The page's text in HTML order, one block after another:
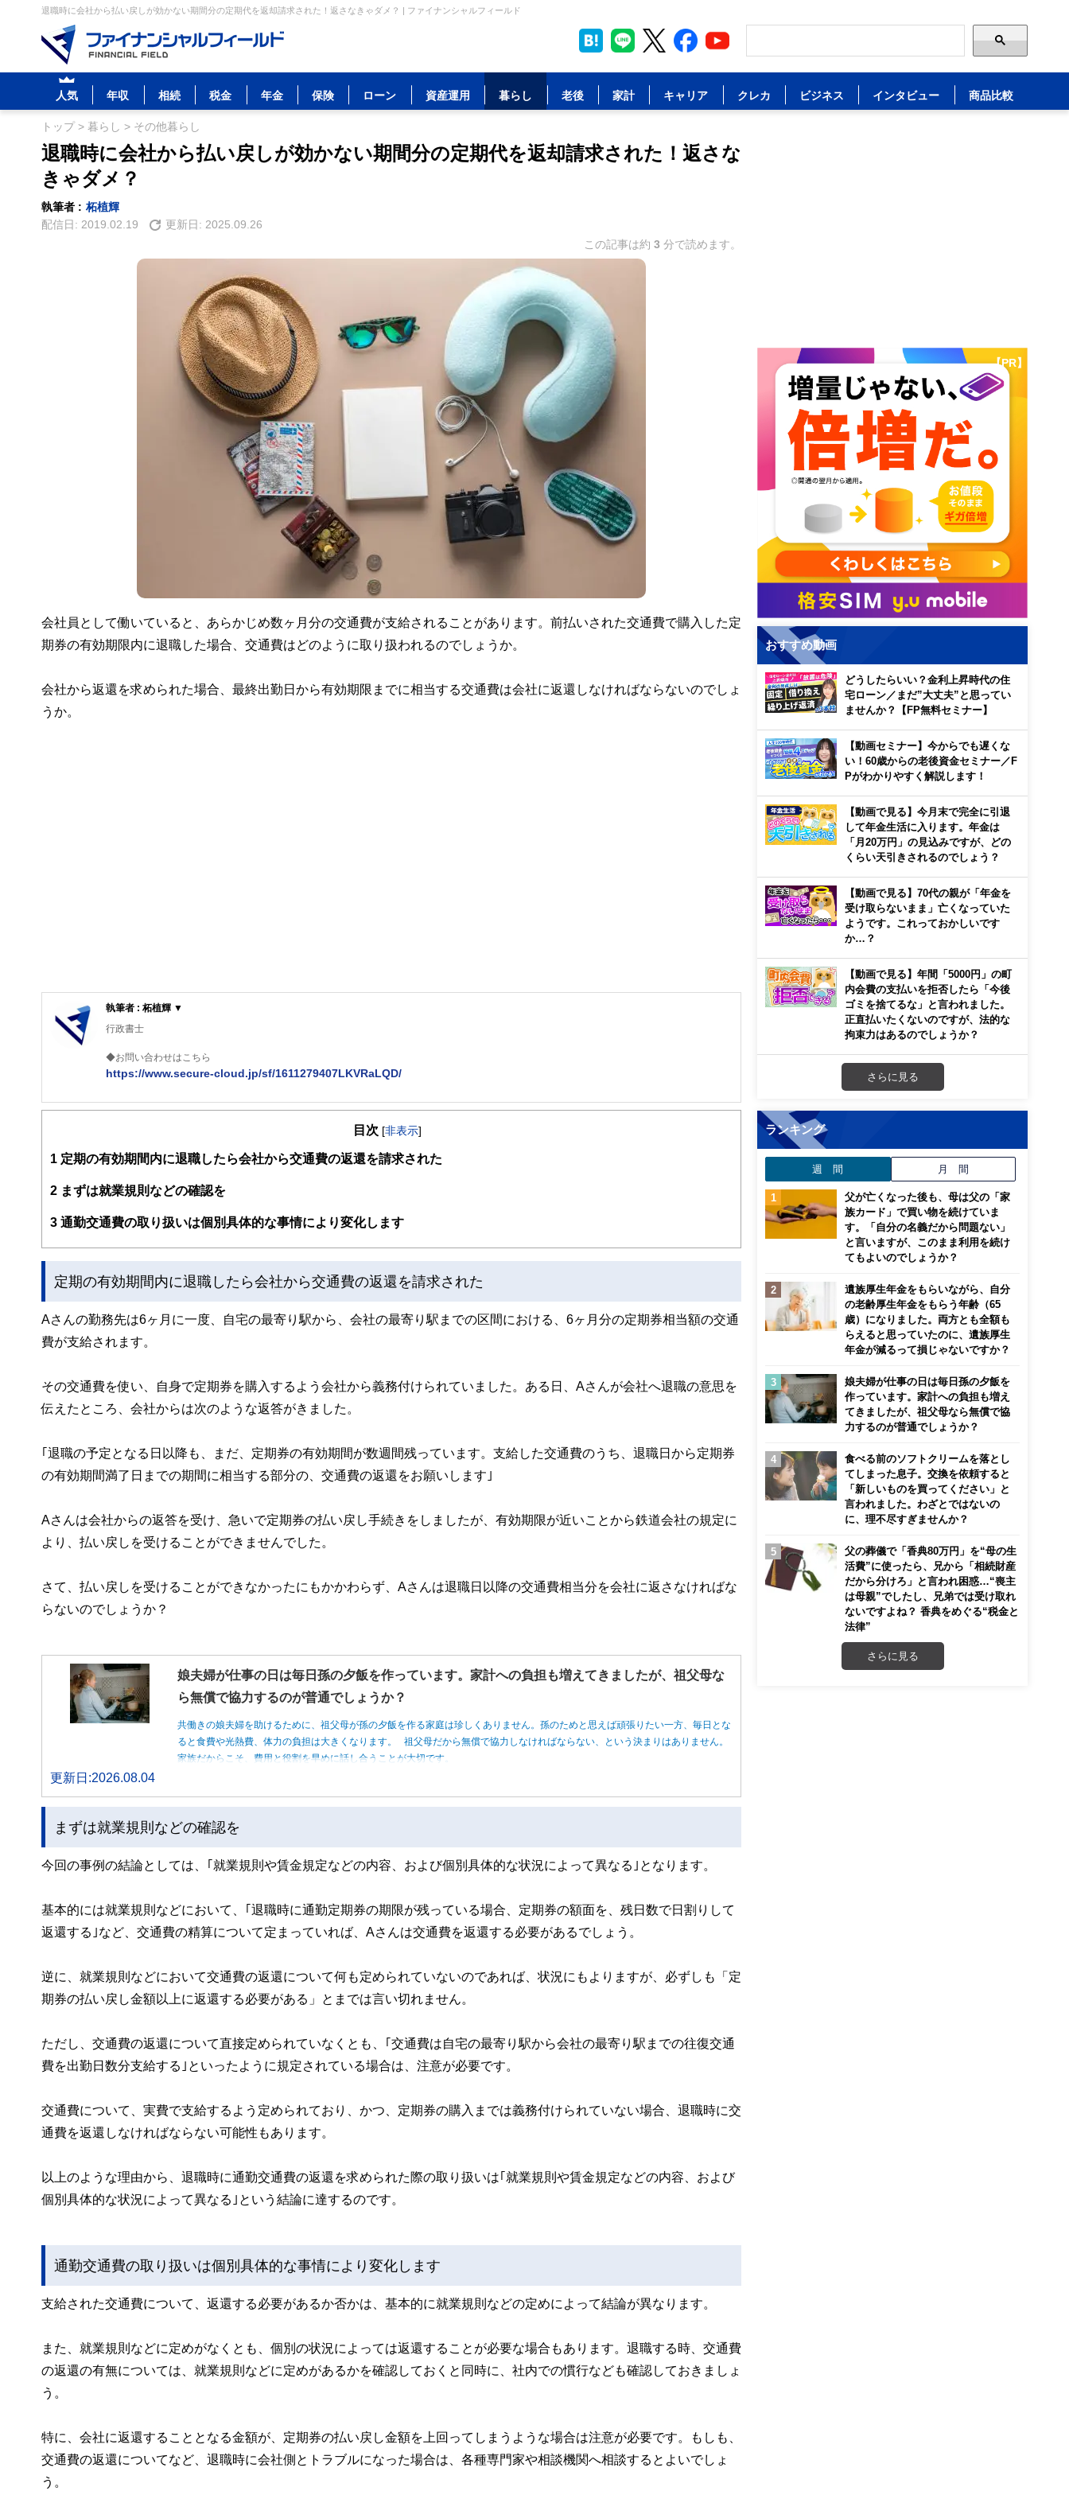
退職時に会社から払い戻しが効かない期間分の定期代を返却請求された！返さなきゃダメ？ | ファイナンシャルフィールド
人気 年収 相続 税金 年金 保険 ローン 資産運用 暮らし 老後 家計 キャリア クレカ ビジネス インタビュー 商品比較
トップ> 暮らし > その他暮らし
退職時に会社から払い戻しが効かない期間分の定期代を返却請求された！返さな
きゃダメ？
執筆者 : 柘植輝
配信日: 2019.02.19 更新日: 2025.09.26
この記事は約 3 分で読めます。
会社員として働いていると、あらかじめ数ヶ月分の交通費が支給されることがあります。前払いされた交通費で購入した定
期券の有効期限内に退職した場合、交通費はどのように取り扱われるのでしょうか。
会社から返還を求められた場合、最終出勤日から有効期限までに相当する交通費は会社に返還しなければならないのでしょ
うか。
執筆者 : 柘植輝 ▼
行政書士
◆お問い合わせはこちら
https://www.secure-cloud.jp/sf/1611279407LKVRaLQD/
２級ファイナンシャルプランナー
現在では行政書士・ファイナンシャルプランナーとして活躍する傍ら、フリーライターとして精力的に活動中。広範な知識をもとに市民法務から
目次 [非表示]
1 定期の有効期間内に退職したら会社から交通費の返還を請求された
2 まずは就業規則などの確認を
3 通勤交通費の取り扱いは個別具体的な事情により変化します
定期の有効期間内に退職したら会社から交通費の返還を請求された
Aさんの勤務先は6ヶ月に一度、自宅の最寄り駅から、会社の最寄り駅までの区間における、6ヶ月分の定期券相当額の交通
費が支給されます。
その交通費を使い、自身で定期券を購入するよう会社から義務付けられていました。ある日、Aさんが会社へ退職の意思を
伝えたところ、会社からは次のような返答がきました。
｢退職の予定となる日以降も、まだ、定期券の有効期間が数週間残っています。支給した交通費のうち、退職日から定期券
の有効期間満了日までの期間に相当する部分の、交通費の返還をお願いします｣
Aさんは会社からの返答を受け、急いで定期券の払い戻し手続きをしましたが、有効期限が近いことから鉄道会社の規定に
より、払い戻しを受けることができませんでした。
さて、払い戻しを受けることができなかったにもかかわらず、Aさんは退職日以降の交通費相当分を会社に返さなければな
らないのでしょうか？
娘夫婦が仕事の日は毎日孫の夕飯を作っています。家計への負担も増えてきましたが、祖父母な
ら無償で協力するのが普通でしょうか？
共働きの娘夫婦を助けるために、祖父母が孫の夕飯を作る家庭は珍しくありません。孫のためと思えば頑張りたい一方、毎日とな
ると食費や光熱費、体力の負担は大きくなります。 祖父母だから無償で協力しなければならない、という決まりはありません。
家族だからこそ、費用と役割を早めに話し合うことが大切です。
更新日:2026.08.04
まずは就業規則などの確認を
今回の事例の結論としては、｢就業規則や賃金規定などの内容、および個別具体的な状況によって異なる｣となります。
基本的には就業規則などにおいて、｢退職時に通勤定期券の期限が残っている場合、定期券の額面を、残日数で日割りして
返還する｣など、交通費の精算について定まっていれば、Aさんは交通費を返還する必要があるでしょう。
逆に、就業規則などにおいて交通費の返還について何も定められていないのであれば、状況にもよりますが、必ずしも「定
期券の払い戻し金額以上に返還する必要がある」とまでは言い切れません。
ただし、交通費の返還について直接定められていなくとも、｢交通費は自宅の最寄り駅から会社の最寄り駅までの往復交通
費を出勤日数分支給する｣といったように規定されている場合は、注意が必要です。
交通費について、実費で支給するよう定められており、かつ、定期券の購入までは義務付けられていない場合、退職時に交
通費を返還しなければならない可能性もあります。
以上のような理由から、退職時に通勤交通費の返還を求められた際の取り扱いは｢就業規則や賃金規定などの内容、および
個別具体的な状況によって異なる｣という結論に達するのです。
通勤交通費の取り扱いは個別具体的な事情により変化します
支給された交通費について、返還する必要があるか否かは、基本的に就業規則などの定めによって結論が異なります。
また、就業規則などに定めがなくとも、個別の状況によっては返還することが必要な場合もあります。退職する時、交通費
の返還の有無については、就業規則などに定めがあるかを確認しておくと同時に、社内での慣行なども確認しておきましょ
う。
特に、会社に返還することとなる金額が、定期券の払い戻し金額を上回ってしまうような場合は注意が必要です。もしも、
交通費の返還についてなど、退職時に会社側とトラブルになった場合は、各種専門家や相談機関へ相談するとよいでしょ
う。
【PR】
おすすめ動画
どうしたらいい？金利上昇時代の住
宅ローン／まだ”大丈夫”と思ってい
ませんか？【FP無料セミナー】
【動画セミナー】今からでも遅くな
い！60歳からの老後資金セミナー／F
Pがわかりやすく解説します！
【動画で見る】今月末で完全に引退
して年金生活に入ります。年金は
「月20万円」の見込みですが、どの
くらい天引きされるのでしょう？
【動画で見る】70代の親が「年金を
受け取らないまま」亡くなっていた
ようです。これっておかしいです
か…？
【動画で見る】年間「5000円」の町
内会費の支払いを拒否したら「今後
ゴミを捨てるな」と言われました。
正直払いたくないのですが、法的な
拘束力はあるのでしょうか？
さらに見る
ランキング
週 間 月 間
父が亡くなった後も、母は父の「家
族カード」で買い物を続けていま
す。「自分の名義だから問題ない」
と言いますが、このまま利用を続け
てもよいのでしょうか？
遺族厚生年金をもらいながら、自分
の老齢厚生年金をもらう年齢（65
歳）になりました。両方とも全額も
らえると思っていたのに、遺族厚生
年金が減るって損じゃないですか？
娘夫婦が仕事の日は毎日孫の夕飯を
作っています。家計への負担も増え
てきましたが、祖父母なら無償で協
力するのが普通でしょうか？
食べる前のソフトクリームを落とし
てしまった息子。交換を依頼すると
「新しいものを買ってください」と
言われました。わざとではないの
に、理不尽すぎませんか？
父の葬儀で「香典80万円」を“母の生
活費”に使ったら、兄から「相続財産
だから分けろ」と言われ困惑…“喪主
は母親”でしたし、兄弟では受け取れ
ないですよね？ 香典をめぐる“税金と
法律”
さらに見る